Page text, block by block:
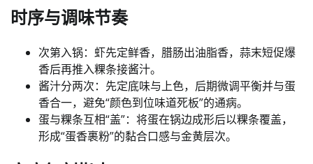
时序与调味节奏
次第入锅：虾先定鲜香，腊肠出油脂香，蒜末短促爆
香后再推入粿条接酱汁。
酱汁分两次：先定底味与上色，后期微调平衡并与蛋
香合一，避免“颜色到位味道死板”的通病。
蛋与粿条互相“盖”：将蛋在锅边成形后以粿条覆盖，
形成“蛋香裹粉”的黏合口感与金黄层次。